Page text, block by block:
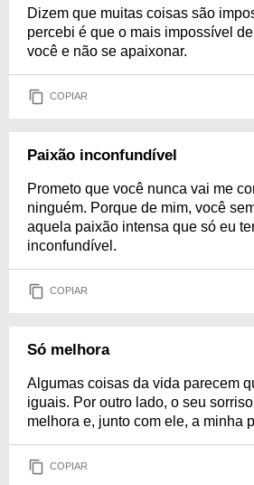
Dizem que muitas coisas são
percebi é que o mais impossível
você e não se apaixonar.
COPIAR
Paixão inconfundível
Prometo que você nunca vai me
ninguém. Porque de mim, você
aquela paixão intensa que só eu
inconfundível.
COPIAR
Só melhora
Algumas coisas da vida parecem
iguais. Por outro lado, o seu
melhora e, junto com ele, a minha
COPIAR